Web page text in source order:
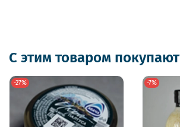
С этим товаром покупают
-27% -7%